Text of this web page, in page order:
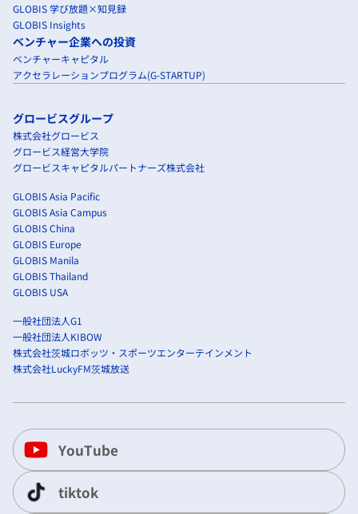
GLOBIS 学び放題×知見録
GLOBIS Insights
ベンチャー企業への投資
ベンチャーキャピタル
アクセラレーションプログラム(G-STARTUP)
グロービスグループ
株式会社グロービス
グロービス経営大学院
グロービスキャピタルパートナーズ株式会社
GLOBIS Asia Pacific
GLOBIS Asia Campus
GLOBIS China
GLOBIS Europe
GLOBIS Manila
GLOBIS Thailand
GLOBIS USA
一般社団法人G1
一般社団法人KIBOW
株式会社茨城ロボッツ・スポーツエンターテインメント
株式会社LuckyFM茨城放送
YouTube
tiktok